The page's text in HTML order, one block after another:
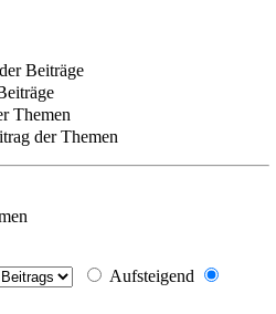
Beiträge
Themen
der Themen
Aufsteigend